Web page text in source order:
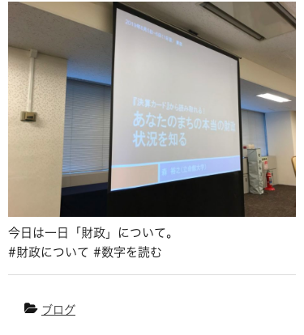
今日は一日「財政」について。
#財政について #数字を読む
ブログ